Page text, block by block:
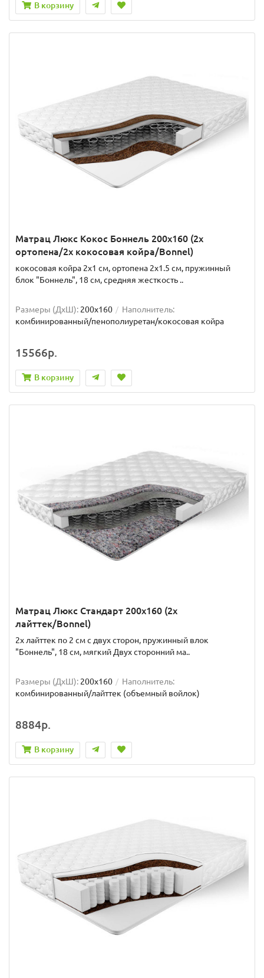
В корзину
Матрац Люкс Кокос Боннель 200x160 (2x
ортопена/2x кокосовая койра/Bonnel)
кокосовая койра 2x1 см, ортопена 2x1.5 см, пружинный
блок "Боннель", 18 см, средняя жесткость ..
Размеры (ДxШ): 200x160
Наполнитель:
комбинированный/пенополиуретан/кокосовая койра
15566р.
В корзину
Матрац Люкс Стандарт 200x160 (2x
лайттек/Bonnel)
2x лайттек по 2 см с двух сторон, пружинный влок
"Боннель", 18 см, мягкий Двух сторонний ма..
Размеры (ДxШ): 200x160
Наполнитель:
комбинированный/лайттек (объемный войлок)
8884р.
В корзину